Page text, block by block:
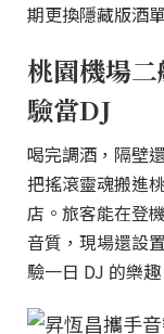
期更換隱藏版酒
桃園機場
驗當DJ
喝完調酒，隔壁
把搖滾靈魂搬進
店。旅客能在登
音質，現場還設
驗一日 DJ 的樂